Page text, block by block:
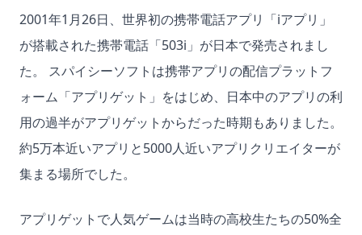
2001年1月26日、世界初の携帯電話アプリ「iアプリ」
が搭載された携帯電話「503i」が日本で発売されまし
た。 スパイシーソフトは携帯アプリの配信プラットフ
ォーム「アプリゲット」をはじめ、日本中のアプリの利
用の過半がアプリゲットからだった時期もありました。
約5万本近いアプリと5000人近いアプリクリエイターが
集まる場所でした。
アプリゲットで人気ゲームは当時の高校生たちの50%全